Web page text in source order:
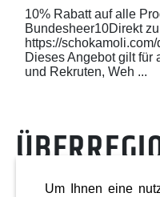
10% Rabatt auf alle
Bundesheer10Direkt
https://
Dieses Angebot gilt für
und Rekruten, Weh ...
Um Ihnen eine